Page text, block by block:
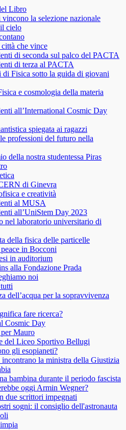
Libro
vincono la selezione nazionale
cielo
che vince
di seconda sul palco del PACTA
di terza al PACTA
di Fisica sotto la guida di giovani
e cosmologia della materia
all’International Cosmic Day
spiegata ai ragazzi
professioni del futuro nella
della nostra studentessa Piras
di Ginevra
e creatività
al MUSA
all’UniStem Day 2023
nel laboratorio universitario di
della fisica delle particelle
in Bocconi
in auditorium
alla Fondazione Prada
noi
dell’acqua per la sopravvivenza
fare ricerca?
Cosmic Day
Mauro
del Liceo Sportivo Bellugi
gli esopianeti?
la ministra della Giustizia
bambina durante il periodo fascista
oggi Armin Wegner?
due scrittori impegnati
sogni: il consiglio dell'astronauta